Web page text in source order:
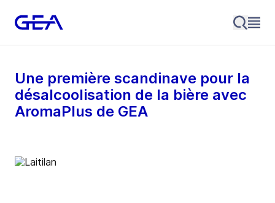
Une première scandinave pour la
désalcoolisation de la bière avec
AromaPlus de GEA